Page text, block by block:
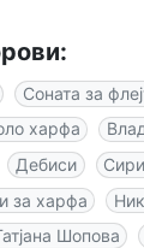
Соната за
харфа
Дебиси
за харфа
Шопова